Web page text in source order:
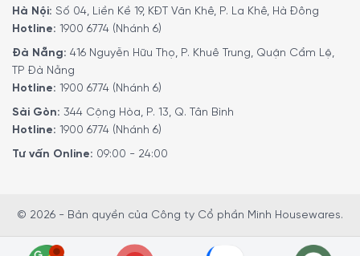
Hà Nội: Số 04, Liền Kề 19, KĐT Văn Khê, P. La Khê, Hà Đông
Hotline: 1900 6774 (Nhánh 6)
Đà Nẵng: 416 Nguyễn Hữu Thọ, P. Khuê Trung, Quận Cẩm Lệ,
TP Đà Nẵng
Hotline: 1900 6774 (Nhánh 6)
Sài Gòn: 344 Cộng Hòa, P. 13, Q. Tân Bình
Hotline: 1900 6774 (Nhánh 6)
Tư vấn Online: 09:00 - 24:00
© 2026 - Bản quyền của Công ty Cổ phần Minh Housewares.